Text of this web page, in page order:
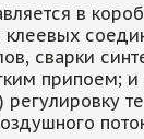
в
сварки
припоем;